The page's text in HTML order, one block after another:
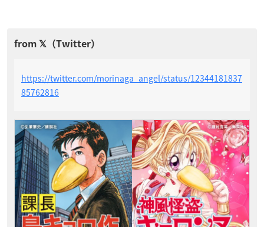
https://twitter.com/morinaga_angel/status/12344181837
85762816